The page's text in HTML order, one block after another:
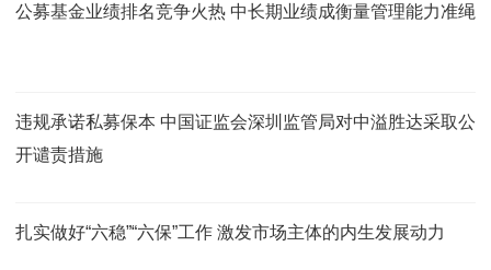
公募基金业绩排名竞争火热 中长期业绩成衡量管理能力准绳
违规承诺私募保本 中国证监会深圳监管局对中溢胜达采取公
开谴责措施
扎实做好“六稳”“六保”工作 激发市场主体的内生发展动力